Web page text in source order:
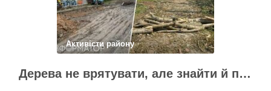
Поділитися у соцмережах:
Активісти району
Дерева не врятувати, але знайти й покарати винних треба – головні питання і висновки з конфлікту на Теремках